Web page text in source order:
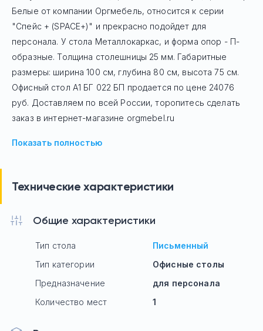
Белые от компании Оргмебель, относится к серии
"Спейс + (SPACE+)" и прекрасно подойдет для
персонала. У стола Mеталлокаркас, и форма опор - П-
образные. Толщина столешницы 25 мм. Габаритные
размеры: ширина 100 см, глубина 80 см, высота 75 см.
Офисный стол А1 БГ 022 БП продается по цене 24076
руб. Доставляем по всей России, торопитесь сделать
заказ в интернет-магазине orgmebel.ru
Показать полностью
Технические характеристики
Общие характеристики
Тип стола
Письменный
Тип категории
Офисные столы
Предназначение
для персонала
Количество мест
1